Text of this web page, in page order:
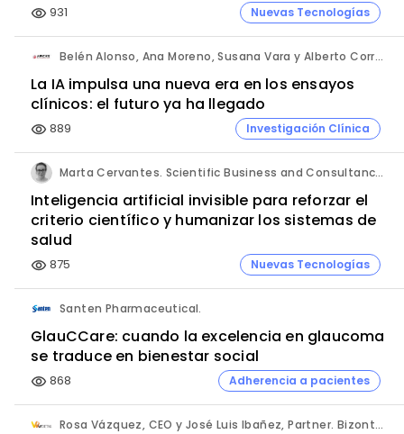
visibility 931 Nuevas Tecnologías
Belén Alonso, Ana Moreno, Susana Vara y Alberto Corral. Apices.
La IA impulsa una nueva era en los ensayos
clínicos: el futuro ya ha llegado
visibility 889 Investigación Clínica
Marta Cervantes. Scientific Business and Consultancy. Punta Alta.
Inteligencia artificial invisible para reforzar el
criterio científico y humanizar los sistemas de
salud
visibility 875 Nuevas Tecnologías
Santen Pharmaceutical.
GlauCCare: cuando la excelencia en glaucoma
se traduce en bienestar social
visibility 868 Adherencia a pacientes
Rosa Vázquez, CEO y José Luis Ibañez, Partner. Bizontop Group, SL.